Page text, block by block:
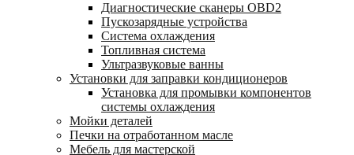
Диагностические сканеры OBD2
Пускозарядные устройства
Система охлаждения
Топливная система
Ультразвуковые ванны
Установки для заправки кондиционеров
Установка для промывки компонентов
системы охлаждения
Мойки деталей
Печки на отработанном масле
Мебель для мастерской